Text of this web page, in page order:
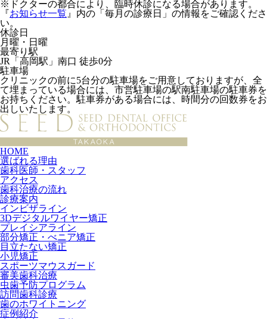
※ドクターの都合により、臨時休診になる場合があります。
『お知らせ一覧 』内の「毎月の診療日」の情報をご確認くださ
い。
休診日
月曜・日曜
最寄り駅
JR「高岡駅」南口 徒歩0分
駐車場
クリニックの前に5台分の駐車場をご用意しておりますが、全
て埋まっている場合には、市営駐車場の駅南駐車場の駐車券を
お持ちください。駐車券がある場合には、時間分の回数券をお
出しいたします。
HOME
選ばれる理由
歯科医師・スタッフ
アクセス
歯科治療の流れ
診療案内
インビザライン
3Dデジタルワイヤー矯正
プレイシアライン
部分矯正・べニア矯正
目立たない矯正
小児矯正
スポーツマウスガード
審美歯科治療
虫歯予防プログラム
訪問歯科診療
歯のホワイトニング
症例紹介